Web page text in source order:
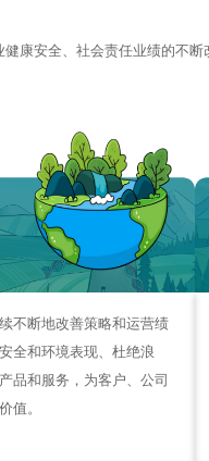
康安全、社会责任业绩的不
不断地改善策略和运营绩
全和环境表现、杜绝浪
品和服务，为客户、公司
值。